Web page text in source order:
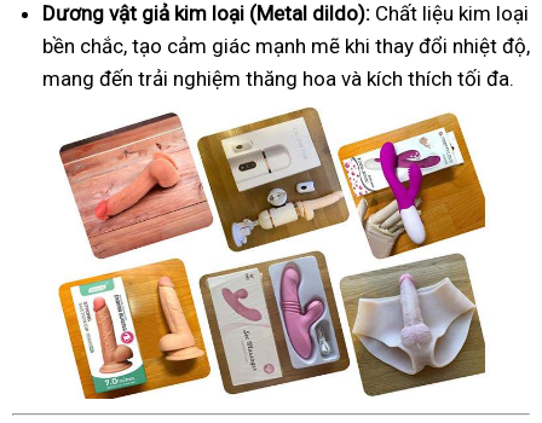
Dương vật giả kim loại (Metal dildo): Chất liệu kim loại
bền chắc, tạo cảm giác mạnh mẽ khi thay đổi nhiệt độ,
mang đến trải nghiệm thăng hoa và kích thích tối đa.